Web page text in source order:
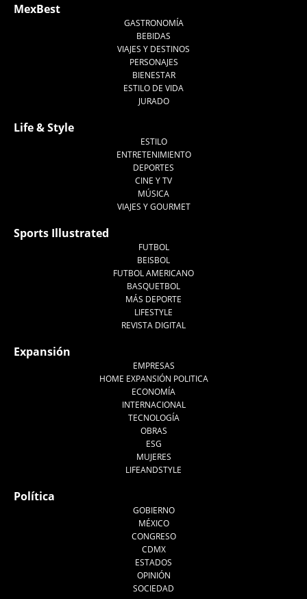
MexBest
GASTRONOMÍA
BEBIDAS
VIAJES Y DESTINOS
PERSONAJES
BIENESTAR
ESTILO DE VIDA
JURADO
Life & Style
ESTILO
ENTRETENIMIENTO
DEPORTES
CINE Y TV
MÚSICA
VIAJES Y GOURMET
Sports Illustrated
FUTBOL
BEISBOL
FUTBOL AMERICANO
BASQUETBOL
MÁS DEPORTE
LIFESTYLE
REVISTA DIGITAL
Expansión
EMPRESAS
HOME EXPANSIÓN POLITICA
ECONOMÍA
INTERNACIONAL
TECNOLOGÍA
OBRAS
ESG
MUJERES
LIFEANDSTYLE
Política
GOBIERNO
MÉXICO
CONGRESO
CDMX
ESTADOS
OPINIÓN
SOCIEDAD